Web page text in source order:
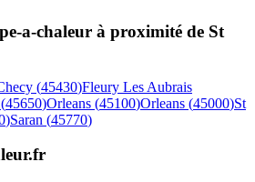
a-chaleur à proximité de St
(45430)Fleury Les Aubrais
(45650)Orleans (45100)Orleans (45000)St
)Saran (45770)
.fr